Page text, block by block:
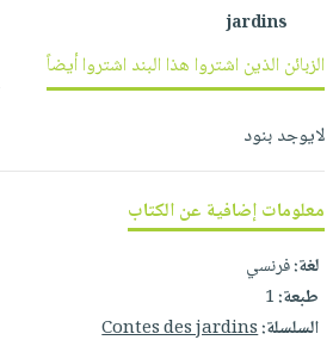
المطبخ
اكسسوارات
منزلية
اكسسوارات
ملابس
مطرزات
حقائب
عناية
بالذات
الاشتراكات
صندوق
القراءة
iKitab
بلا
حدود
متقدم
نيل
وفرات
عن
الشركة
سياسة
الشركة
حسابك
لائحة
الأمنيات
jardins
الزبائن الذين اشتروا هذا البند اشتروا أيضاً
لايوجد بنود
معلومات إضافية عن الكتاب
لغة:فرنسي
طبعة:1
السلسلة:Contes des jardins